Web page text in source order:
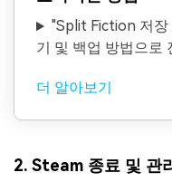
"Split Fiction 저장
기 및 백업 방법으로
더 알아보기
2. Steam 종료 및 관